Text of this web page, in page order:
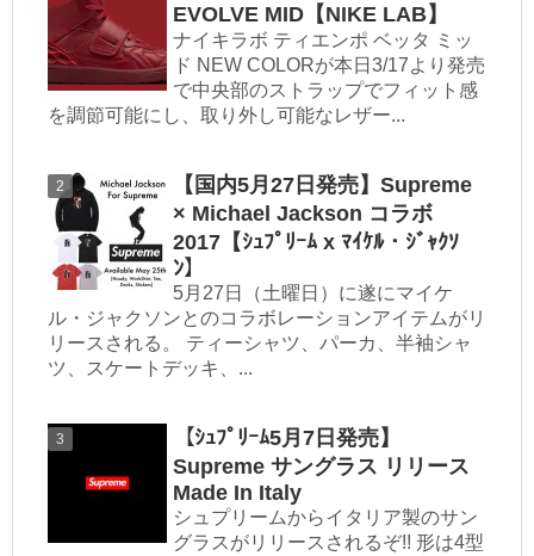
EVOLVE MID【NIKE LAB】
ナイキラボ ティエンポ ベッタ ミッ
ド NEW COLORが本日3/17より発売
で中央部のストラップでフィット感
を調節可能にし、取り外し可能なレザー...
【国内5月27日発売】Supreme
× Michael Jackson コラボ
2017【ｼｭﾌﾟﾘｰﾑ x ﾏｲｹﾙ・ｼﾞｬｸｿ
ﾝ】
5月27日（土曜日）に遂にマイケ
ル・ジャクソンとのコラボレーションアイテムがリ
リースされる。 ティーシャツ、パーカ、半袖シャ
ツ、スケートデッキ、...
【ｼｭﾌﾟﾘｰﾑ5月7日発売】
Supreme サングラス リリース
Made In Italy
シュプリームからイタリア製のサン
グラスがリリースされるぞ!! 形は4型